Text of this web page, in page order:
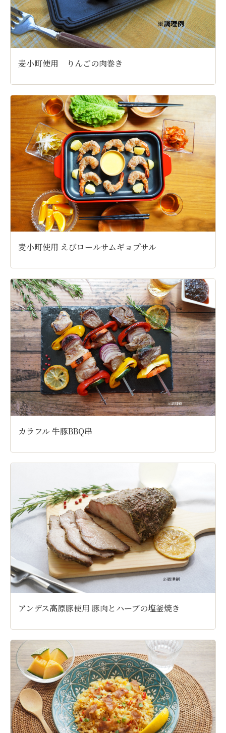
麦小町使用 りんごの肉巻き
麦小町使用 えびロールサムギョプサル
カラフル 牛豚BBQ串
アンデス高原豚使用 豚肉とハーブの塩釜焼き